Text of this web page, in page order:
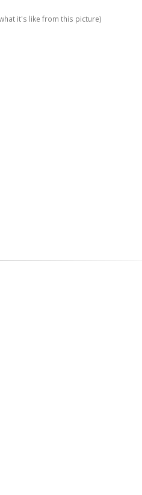
it's like from this picture)